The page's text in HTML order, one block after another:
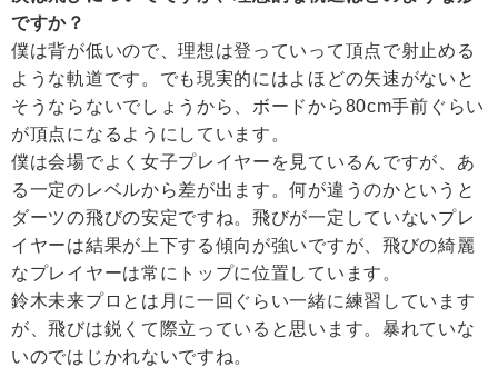
ですか？
僕は背が低いので、理想は登っていって頂点で射止める
ような軌道です。でも現実的にはよほどの矢速がないと
そうならないでしょうから、ボードから80cm手前ぐらい
が頂点になるようにしています。
僕は会場でよく女子プレイヤーを見ているんですが、あ
る一定のレベルから差が出ます。何が違うのかというと
ダーツの飛びの安定ですね。飛びが一定していないプレ
イヤーは結果が上下する傾向が強いですが、飛びの綺麗
なプレイヤーは常にトップに位置しています。
鈴木未来プロとは月に一回ぐらい一緒に練習しています
が、飛びは鋭くて際立っていると思います。暴れていな
いのではじかれないですね。